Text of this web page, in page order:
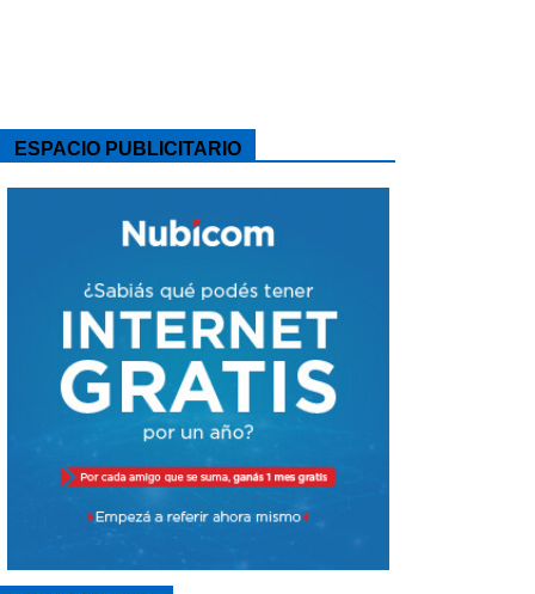
ESPACIO PUBLICITARIO